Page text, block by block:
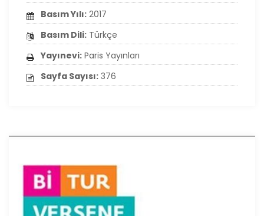
Basım Yılı: 2017
Basım Dili: Türkçe
Yayınevi: Paris Yayınları
Sayfa Sayısı: 376